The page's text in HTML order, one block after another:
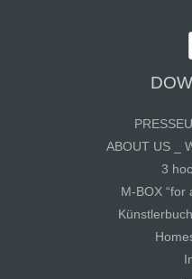
ABOUT US _
3
M-BOX “for